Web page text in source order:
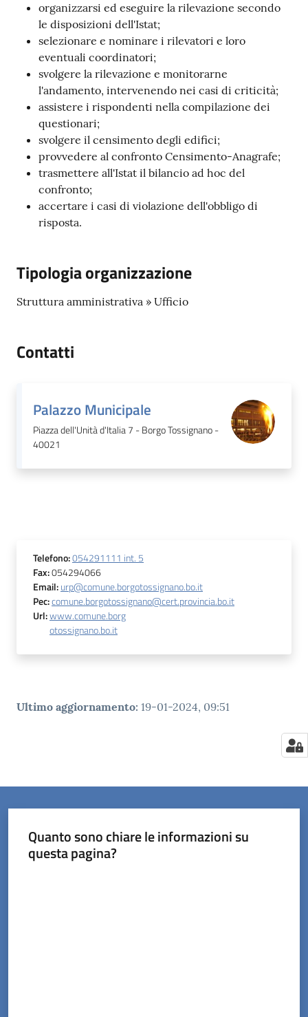
organizzarsi ed eseguire la rilevazione secondo
le disposizioni dell'Istat;
selezionare e nominare i rilevatori e loro
eventuali coordinatori;
svolgere la rilevazione e monitorarne
l'andamento, intervenendo nei casi di criticità;
assistere i rispondenti nella compilazione dei
questionari;
svolgere il censimento degli edifici;
provvedere al confronto Censimento-Anagrafe;
trasmettere all'Istat il bilancio ad hoc del
confronto;
accertare i casi di violazione dell'obbligo di
risposta.
Tipologia organizzazione
Struttura amministrativa » Ufficio
Contatti
Palazzo Municipale
Piazza dell'Unità d'Italia 7 - Borgo Tossignano -
40021
Telefono:054291111 int. 5
Fax:054294066
Email:urp@comune.borgotossignano.bo.it
Pec:comune.borgotossignano@cert.provincia.bo.it
Url:www.comune.borg
otossignano.bo.it
Ultimo aggiornamento: 19-01-2024, 09:51
Quanto sono chiare le informazioni su
questa pagina?